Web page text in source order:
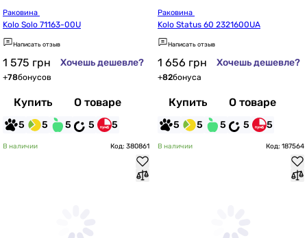
Kolo Solo 71163-00U
Написать отзыв
1 575 грн Хочешь дешевле?
+78бонусов
Купить О товаре
5 5 5 5 5
Kolo Status 60 2321600UA
Написать отзыв
1 656 грн Хочешь дешевле?
+82бонуса
Купить О товаре
5 5 5 5 5
В наличии Код: 380861 В наличии Код: 187564